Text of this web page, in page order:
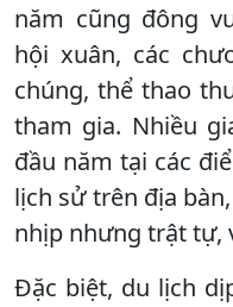
năm cũng đông
hội xuân, các
chúng, thể thao
tham gia. Nhiều
đầu năm tại các
lịch sử trên địa
nhịp nhưng trật tự,
Đặc biệt, du lịch